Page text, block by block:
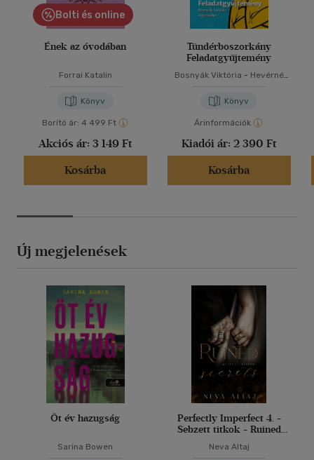
Bolti és online
Ének az óvodában
Forrai Katalin
Könyv
Borító ár: 4 499 Ft
Akciós ár: 3 149 Ft
Kosárba
Tündérboszorkány
Feladatgyűjtemény
Bosnyák Viktória - Hevérné
Könyv
Árinformációk
Kiadói ár: 2 390 Ft
Kosárba
Új megjelenések
Öt év hazugság
Sarina Bowen
Perfectly Imperfect 4. -
Sebzett titkok - Ruined
Neva Altaj